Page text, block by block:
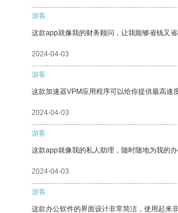
游客
这款app就像我的财务顾问，让我能够省钱又省
2024-04-03
游客
这款加速器VPM应用程序可以给你提供最高速
2024-04-03
游客
这款app就像我的私人助理，随时随地为我的
2024-04-03
游客
这款办公软件的界面设计非常简洁，使用起来